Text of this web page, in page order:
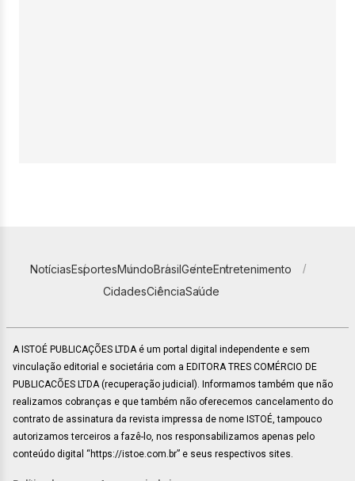
NotíciasEsportesMundoBrasilGenteEntretenimento
CidadesCiênciaSaúde
A ISTOÉ PUBLICAÇÕES LTDA é um portal digital independente e sem
vinculação editorial e societária com a EDITORA TRES COMÉRCIO DE
PUBLICACÕES LTDA (recuperação judicial). Informamos também que não
realizamos cobranças e que também não oferecemos cancelamento do
contrato de assinatura da revista impressa de nome ISTOÉ, tampouco
autorizamos terceiros a fazê-lo, nos responsabilizamos apenas pelo
conteúdo digital “https://istoe.com.br” e seus respectivos sites.